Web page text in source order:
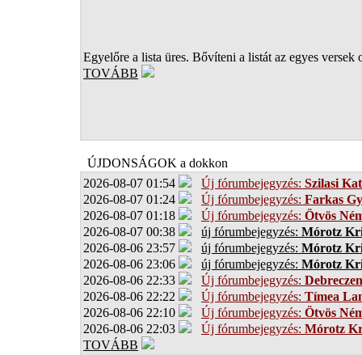
Egyelőre a lista üres. Bővíteni a listát az egyes versek
TOVÁBB
ÚJDONSÁGOK a dokkon
2026-08-07 01:54
Új fórumbejegyzés: Szilasi
2026-08-07 01:24
Új fórumbejegyzés: Farkas
2026-08-07 01:18
Új fórumbejegyzés: Ötvös
2026-08-07 00:38
új fórumbejegyzés: Mórotz
2026-08-06 23:57
új fórumbejegyzés: Mórotz
2026-08-06 23:06
új fórumbejegyzés: Mórotz
2026-08-06 22:33
Új fórumbejegyzés:
2026-08-06 22:22
Új fórumbejegyzés: Tímea
2026-08-06 22:10
Új fórumbejegyzés: Ötvös
2026-08-06 22:03
Új fórumbejegyzés: Mórotz
TOVÁBB